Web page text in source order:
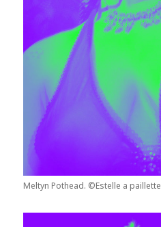
Meltyn Pothead. ©Estelle a paillette